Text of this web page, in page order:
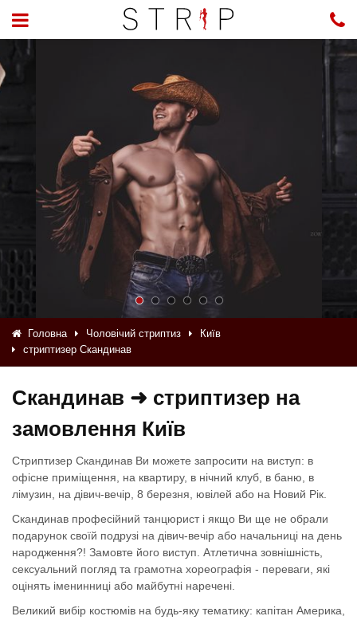
Головна Чоловічий стриптиз
Київ
стриптизер Скандинав
Скандинав ➜ стриптизер на
замовлення Київ
Стриптизер Скандинав Ви можете запросити на виступ: в
офісне приміщення, на квартиру, в нічний клуб, в баню, в
лімузин, на дівич-вечір, 8 березня, ювілей або на Новий Рік.
Скандинав професійний танцюрист і якщо Ви ще не обрали
подарунок своїй подрузі на дівич-вечір або начальниці на день
народження?! Замовте його виступ. Атлетична зовнішність,
сексуальний погляд та грамотна хореографія - переваги, які
оцінять іменинниці або майбутні наречені.
Великий вибір костюмів на будь-яку тематику: капітан Америка,